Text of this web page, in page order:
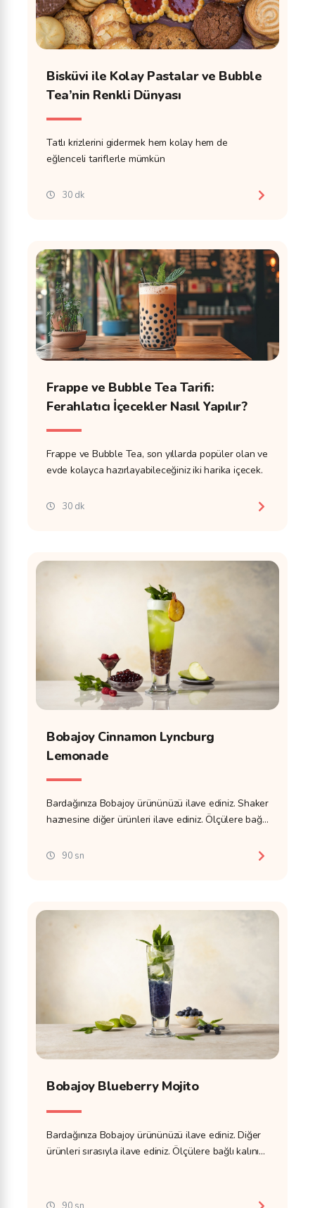
Bisküvi ile Kolay Pastalar ve Bubble
Tea’nin Renkli Dünyası
Tatlı krizlerini gidermek hem kolay hem de
eğlenceli tariflerle mümkün
30 dk
Frappe ve Bubble Tea Tarifi:
Ferahlatıcı İçecekler Nasıl Yapılır?
Frappe ve Bubble Tea, son yıllarda popüler olan ve
evde kolayca hazırlayabileceğiniz iki harika içecek.
30 dk
Bobajoy Cinnamon Lyncburg
Lemonade
Bardağınıza Bobajoy ürününüzü ilave ediniz. Shaker
haznesine diğer ürünleri ilave ediniz. Ölçülere bağlı
90 sn
Bobajoy Blueberry Mojito
Bardağınıza Bobajoy ürününüzü ilave ediniz. Diğer
ürünleri sırasıyla ilave ediniz. Ölçülere bağlı kalınız